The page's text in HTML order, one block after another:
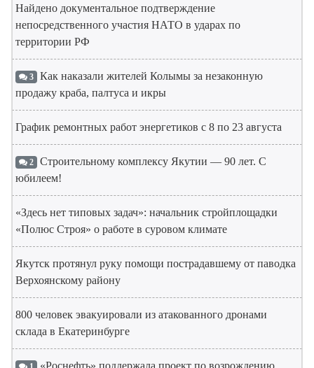
Найдено документальное подтверждение
непосредственного участия НАТО в ударах по
территории РФ
3 Как наказали жителей Колымы за незаконную
продажу краба, палтуса и икры
График ремонтных работ энергетиков с 8 по 23 августа
2 Строительному комплексу Якутии — 90 лет. С
юбилеем!
«Здесь нет типовых задач»: начальник стройплощадки
«Полюс Строя» о работе в суровом климате
Якутск протянул руку помощи пострадавшему от паводка
Верхоянскому району
800 человек эвакуировали из атакованного дронами
склада в Екатеринбурге